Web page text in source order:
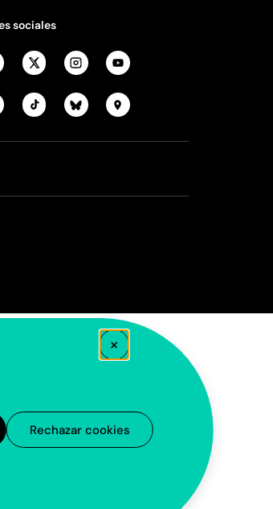
×
Rechazar cookies
sociales